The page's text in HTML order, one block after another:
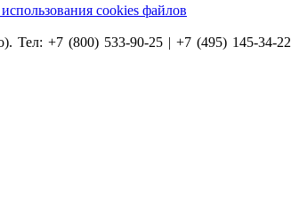
cookies файлов
Тел: +7 (800) 533-90-25 | +7 (495) 145-34-22